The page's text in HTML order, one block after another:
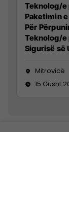
Teknolog/e
Paketimin
Për
Teknolog/e
Sigurisë së
Mitrovicë
15 Gusht